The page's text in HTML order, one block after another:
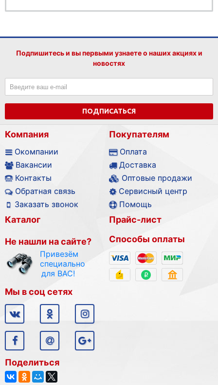
Подпишитесь и вы первыми узнаете о наших акциях и
новостях
ПОДПИСАТЬСЯ
Компания
Окомпании
Вакансии
Контакты
Обратная связь
Заказать звонок
Покупателям
Оплата
Доставка
Оптовые продажи
Сервисный центр
Помощь
Каталог
Не нашли на сайте?
Привезём
специально
для ВАС!
Прайс-лист
Способы оплаты
Мы в соц сетях
Поделиться